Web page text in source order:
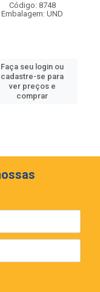
Código: 8748
Embalagem: UND
Faça seu login ou
cadastre-se para
ver preços e
comprar